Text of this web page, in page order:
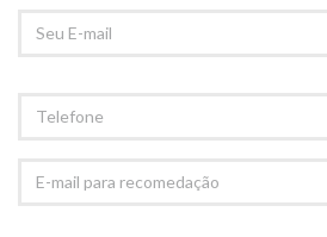
EMAIL
MAIL